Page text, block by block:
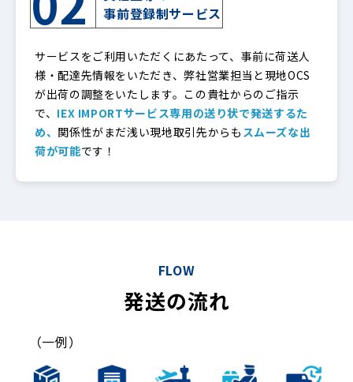
事前登録制サービス
サービスをご利用いただくにあたって、事前に荷送人
様・配達先情報をいただき、弊社営業担当と現地OCS
が出荷の調整をいたします。この貴社からのご指示
で、 IEX IMPORTサービス専用の送り状で発送するた
め、 関係性がまだ浅い現地取引先からも スムーズな出
荷が可能です！
FLOW
発送の流れ
（一例）